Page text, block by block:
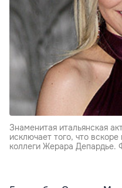
Знаменитая итальянская
исключает того, что
коллеги Жерара